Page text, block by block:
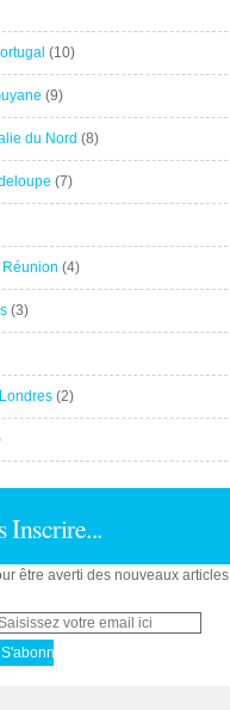
(10)
(9)
du Nord (8)
(7)
(4)
(3)
(2)
Inscrire...
être averti des nouveaux articles